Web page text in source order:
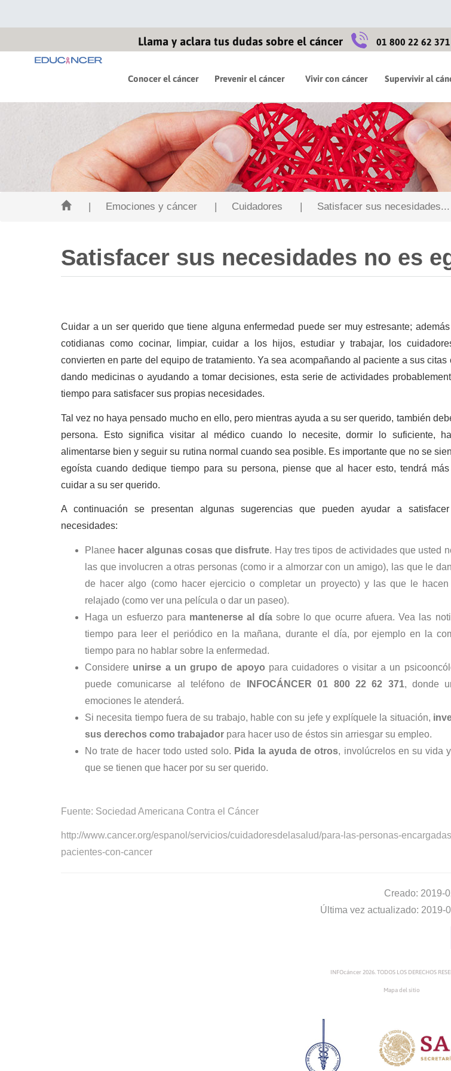
Llama y aclara tus dudas sobre el cáncer 01 800 22 62 371
Conocer el cáncer Prevenir el cáncer Vivir con cáncer Supervivir al
| Emociones y cáncer | Cuidadores | Satisfacer sus necesidades...
Satisfacer sus necesidades no es
Cuidar a un ser querido que tiene alguna enfermedad puede ser muy estresante;
cotidianas como cocinar, limpiar, cuidar a los hijos, estudiar y trabajar, los
convierten en parte del equipo de tratamiento. Ya sea acompañando al paciente a sus citas
dando medicinas o ayudando a tomar decisiones, esta serie de actividades
tiempo para satisfacer sus propias necesidades.
Tal vez no haya pensado mucho en ello, pero mientras ayuda a su ser querido, también
persona. Esto significa visitar al médico cuando lo necesite, dormir lo suficiente,
alimentarse bien y seguir su rutina normal cuando sea posible. Es importante que no se
egoísta cuando dedique tiempo para su persona, piense que al hacer esto, tendrá
cuidar a su ser querido.
A continuación se presentan algunas sugerencias que pueden ayudar a
necesidades:
Planee hacer algunas cosas que disfrute. Hay tres tipos de actividades que usted
las que involucren a otras personas (como ir a almorzar con un amigo), las que le
de hacer algo (como hacer ejercicio o completar un proyecto) y las que le
relajado (como ver una película o dar un paseo).
Haga un esfuerzo para mantenerse al díasobre lo que ocurre afuera. Vea las
tiempo para leer el periódico en la mañana, durante el día, por ejemplo en la
tiempo para no hablar sobre la enfermedad.
Considere unirse a un grupo de apoyo para cuidadores o visitar a un
puede comunicarse al teléfono de
INFOCÁNCER 01 800 22 62 371, donde
emociones le atenderá.
Si necesita tiempo fuera de su trabajo, hable con su jefe y explíquele la situación,
sus derechos como trabajador para hacer uso de éstos sin arriesgar su empleo.
No trate de hacer todo usted solo. Pida la ayuda de otros, involúcrelos en su vida
que se tienen que hacer por su ser querido.
Fuente: Sociedad Americana Contra el Cáncer
http://www.cancer.org/espanol/servicios/cuidadoresdelasalud/para-las-personas-
pacientes-con-cancer
Creado: 2019-
Última vez actualizado: 2019-
INFOcáncer 2026. TODOS LOS DERECHOS
Mapa del sitio